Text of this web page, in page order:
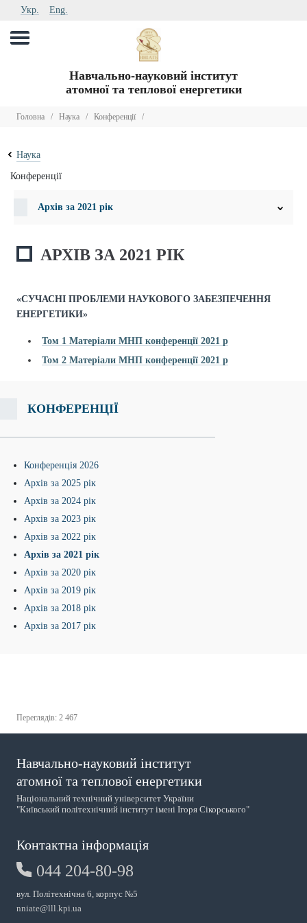
Укр. Eng.
Навчально-науковий інститут
атомної та теплової енергетики
Головна / Наука / Конференції/
Наука
Конференції
Архів за 2021 рік
АРХІВ ЗА 2021 РІК
«СУЧАСНІ ПРОБЛЕМИ НАУКОВОГО ЗАБЕЗПЕЧЕННЯ
ЕНЕРГЕТИКИ»
Том 1 Матеріали МНП конференції 2021 р
Том 2 Матеріали МНП конференції 2021 р
КОНФЕРЕНЦІЇ
Конференція 2026
Архів за 2025 рік
Архів за 2024 рік
Архів за 2023 рік
Архів за 2022 рік
Архів за 2021 рік
Архів за 2020 рік
Архів за 2019 рік
Архів за 2018 рік
Архів за 2017 рік
Переглядів: 2 467
Навчально-науковий інститут
атомної та теплової енергетики
Національний технічний університет України
"Київський політехнічний інститут імені Ігоря Сікорського"
Контактна інформація
044 204-80-98
вул. Політехнічна 6, корпус №5
nniate@lll.kpi.ua